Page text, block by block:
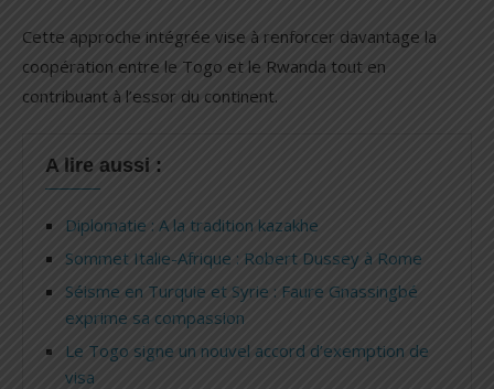
Cette approche intégrée vise à renforcer davantage la
coopération entre le Togo et le Rwanda tout en
contribuant à l’essor du continent.
A lire aussi :
Diplomatie : A la tradition kazakhe
Sommet Italie-Afrique : Robert Dussey à Rome
Séisme en Turquie et Syrie : Faure Gnassingbé
exprime sa compassion
Le Togo signe un nouvel accord d’exemption de
visa